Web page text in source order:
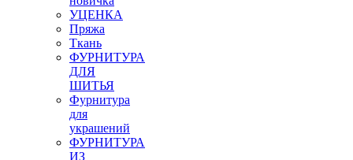
УЦЕНКА
Пряжа
Ткань
ФУРНИТУРА
ДЛЯ
ШИТЬЯ
Фурнитура
для
украшений
ФУРНИТУРА
ИЗ